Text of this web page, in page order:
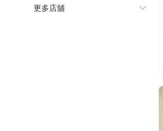
更多店舖